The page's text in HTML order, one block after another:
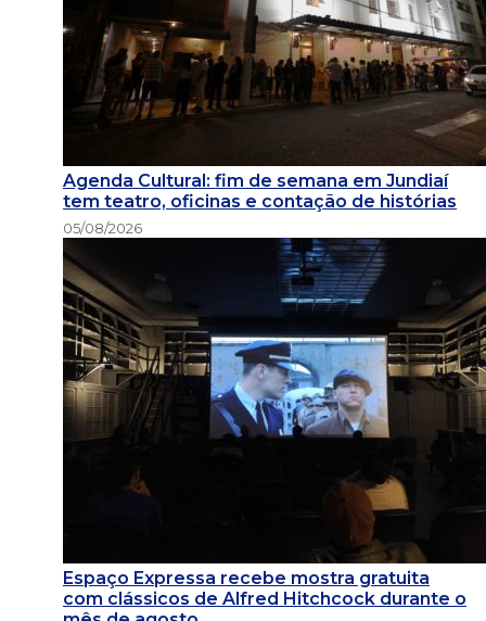
Agenda Cultural: fim de semana em Jundiaí
tem teatro, oficinas e contação de histórias
05/08/2026
Espaço Expressa recebe mostra gratuita
com clássicos de Alfred Hitchcock durante o